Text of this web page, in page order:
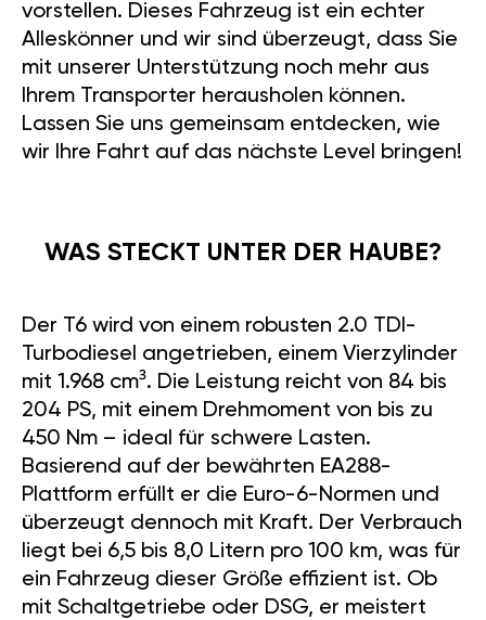
vorstellen. Dieses Fahrzeug ist ein echter
Alleskönner und wir sind überzeugt, dass Sie
mit unserer Unterstützung noch mehr aus
Ihrem Transporter herausholen können.
Lassen Sie uns gemeinsam entdecken, wie
wir Ihre Fahrt auf das nächste Level bringen!
WAS STECKT UNTER DER HAUBE?
Der T6 wird von einem robusten 2.0 TDI-
Turbodiesel angetrieben, einem Vierzylinder
mit 1.968 cm³. Die Leistung reicht von 84 bis
204 PS, mit einem Drehmoment von bis zu
450 Nm – ideal für schwere Lasten.
Basierend auf der bewährten EA288-
Plattform erfüllt er die Euro-6-Normen und
überzeugt dennoch mit Kraft. Der Verbrauch
liegt bei 6,5 bis 8,0 Litern pro 100 km, was für
ein Fahrzeug dieser Größe effizient ist. Ob
mit Schaltgetriebe oder DSG, er meistert